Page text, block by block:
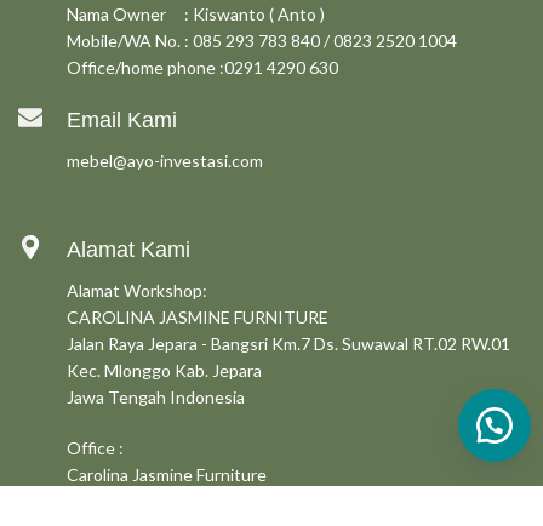
Nama Owner : Kiswanto ( Anto )
Mobile/WA No. : 085 293 783 840 / 0823 2520 1004
Office/home phone :0291 4290 630
Email Kami
mebel@ayo-investasi.com
Alamat Kami
Alamat Workshop:
CAROLINA JASMINE FURNITURE
Jalan Raya Jepara - Bangsri Km.7 Ds. Suwawal RT.02 RW.01
Kec. Mlonggo Kab. Jepara
Jawa Tengah Indonesia
Office :
Carolina Jasmine Furniture